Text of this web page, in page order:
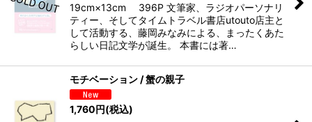
19cm×13cm 396P 文筆家、ラジオパーソナリ
ティー、そしてタイムトラベル書店utouto店主と
して活動する、藤岡みなみによる、まったくあた
らしい日記文学が誕生。 本書には著…
モチベーション / 蟹の親子
1,760円(税込)